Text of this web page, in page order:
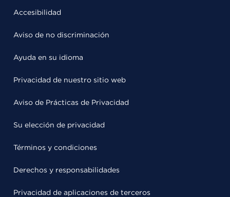
Accesibilidad
Aviso de no discriminación
Ayuda en su idioma
Privacidad de nuestro sitio web
Aviso de Prácticas de Privacidad
Su elección de privacidad
Términos y condiciones
Derechos y responsabilidades
Privacidad de aplicaciones de terceros